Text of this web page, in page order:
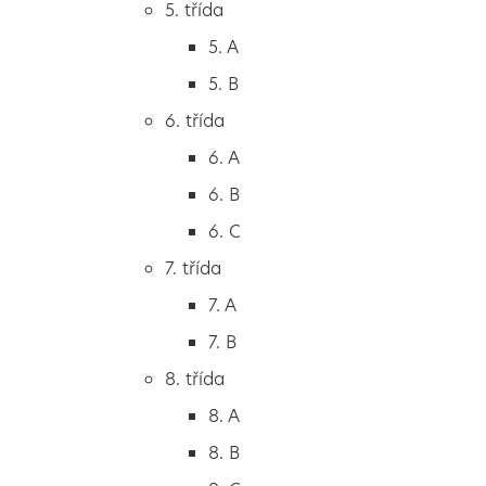
2. B
3. A
4. A
5. A
5. třída
5. A
5. B
6. třída
6. A
6. B
6. C
7. třída
7. A
7. B
8. třída
8. A
8. B